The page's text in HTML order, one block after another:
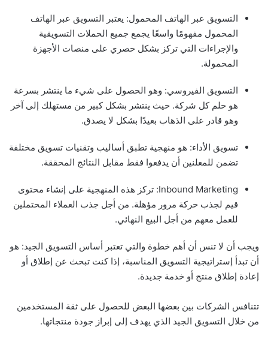
التسويق عبر الهاتف المحمول: يعتبر التسويق عبر الهاتف
المحمول مفهومًا واسعًا يجمع جميع الحملات التسويقية
والإجراءات التي تركز بشكل حصري على منصات الأجهزة
المحمولة.
التسويق الفيروسي: وهو الحصول على شيء ما ينتشر بسرعة
هو حلم كل شركة. حيث ينتشر بشكل كبير من مستهلك إلى آخر
وهو قادر على الذهاب بعيدًا بشكل لا يصدق.
تسويق الأداء: هو منهجية تطبق أساليب وتقنيات تسويق مختلفة
تضمن للمعلنين أن يدفعوا فقط مقابل النتائج المحققة.
Inbound Marketing: تركز هذه المنهجية على إنشاء محتوى
قيم لجذب حركة مرور مؤهلة. من أجل جذب العملاء المحتملين
للعمل معهم من أجل البيع النهائي.
ويجب أن لا تنس أن أهم خطوة والتي تعتبر أساس التسويق الجيد: هو
أن تبدأ إستراتيجية التسويق المناسبة، إذا كنت تبحث عن إطلاق أو
إعادة إطلاق منتج أو خدمة جديدة.
تتنافس الشركات بين بعضها البعض للحصول على ثقة المستخدمين
من خلال التسويق الجيد الذي يهدف إلى إبراز جودة منتجاتها.